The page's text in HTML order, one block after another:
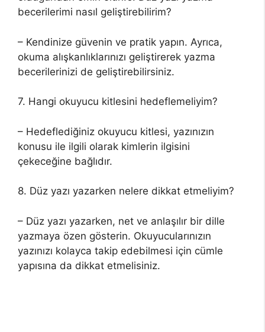
becerilerimi nasıl geliştirebilirim?
– Kendinize güvenin ve pratik yapın. Ayrıca,
okuma alışkanlıklarınızı geliştirerek yazma
becerilerinizi de geliştirebilirsiniz.
7. Hangi okuyucu kitlesini hedeflemeliyim?
– Hedeflediğiniz okuyucu kitlesi, yazınızın
konusu ile ilgili olarak kimlerin ilgisini
çekeceğine bağlıdır.
8. Düz yazı yazarken nelere dikkat etmeliyim?
– Düz yazı yazarken, net ve anlaşılır bir dille
yazmaya özen gösterin. Okuyucularınızın
yazınızı kolayca takip edebilmesi için cümle
yapısına da dikkat etmelisiniz.